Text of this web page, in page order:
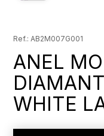
AB2M007G001
ANEL
WHITE